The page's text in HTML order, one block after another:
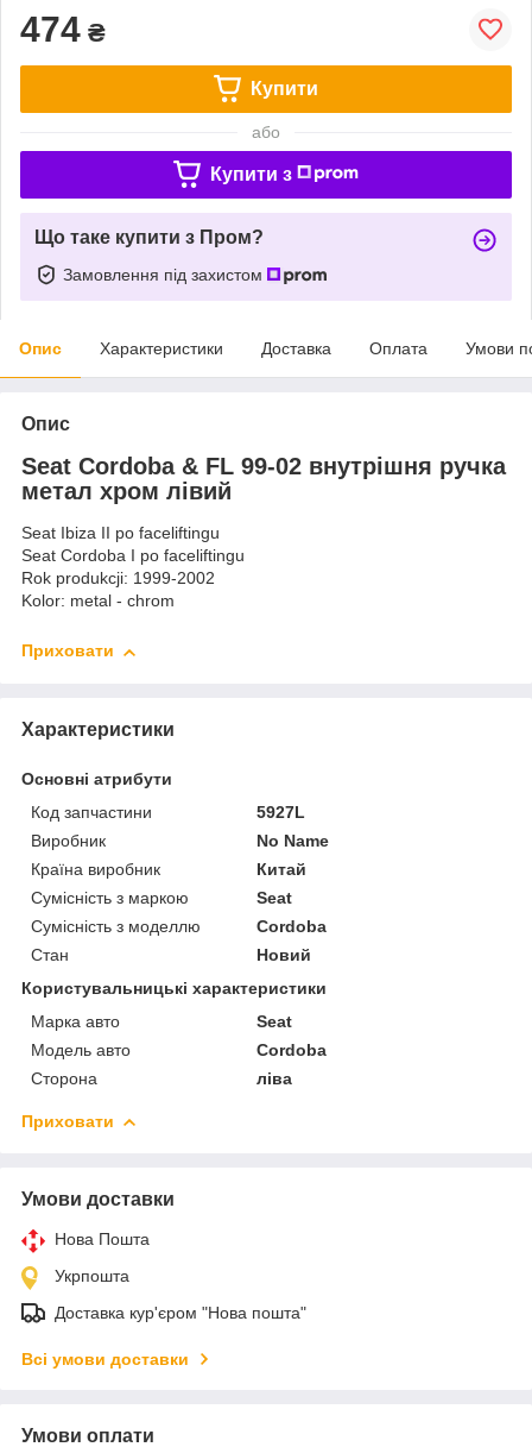
474 ₴
Купити
або
Купити з
Що таке купити з Пром?
Замовлення під захистом
Опис Характеристики Доставка Оплата Умови
Опис
Seat Cordoba & FL 99-02 внутрішня ручка
метал хром лівий
Seat Ibiza II po faceliftingu
Seat Cordoba I po faceliftingu
Rok produkcji: 1999-2002
Kolor: metal - chrom
Приховати
Характеристики
Основні атрибути
Код запчастини
5927L
Виробник
No Name
Країна виробник
Китай
Сумісність з маркою
Seat
Сумісність з моделлю
Cordoba
Стан
Новий
Користувальницькі характеристики
Марка авто
Seat
Модель авто
Cordoba
Сторона
ліва
Приховати
Умови доставки
Нова Пошта
Укрпошта
Доставка кур'єром "Нова пошта"
Всі умови доставки
Умови оплати